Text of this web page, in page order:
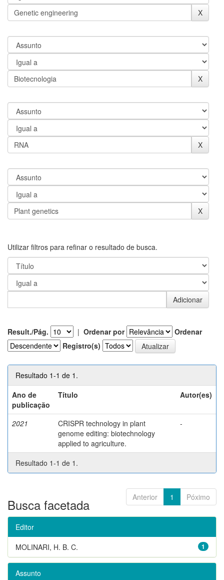
Utilizar filtros para refinar o resultado de busca.
Result./Pág. | Ordenar por
Ordenar
Registro(s)
Resultado 1-1 de 1.
Ano de
publicação
Título Autor(es)
2021
CRISPR technology in plant
genome editing: biotechnology
applied to agriculture.
-
Resultado 1-1 de 1.
Anterior 1 Póximo
Busca facetada
Editor
1
MOLINARI, H. B. C.
Assunto